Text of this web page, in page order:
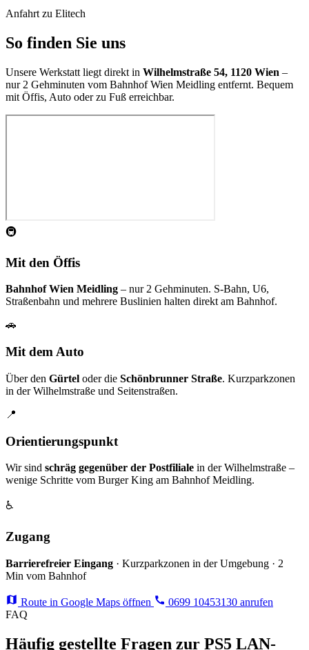
Anfahrt zu Elitech
So finden Sie uns
Unsere Werkstatt liegt direkt in Wilhelmstraße 54, 1120 Wien –
nur 2 Gehminuten vom Bahnhof Wien Meidling entfernt. Bequem
mit Öffis, Auto oder zu Fuß erreichbar.
🚇
Mit den Öffis
Bahnhof Wien Meidling – nur 2 Gehminuten. S-Bahn, U6,
Straßenbahn und mehrere Buslinien halten direkt am Bahnhof.
🚗
Mit dem Auto
Über den Gürtel oder die Schönbrunner Straße. Kurzparkzonen
in der Wilhelmstraße und Seitenstraßen.
📍
Orientierungspunkt
Wir sind schräg gegenüber der Postfiliale in der Wilhelmstraße –
wenige Schritte vom Burger King am Bahnhof Meidling.
♿
Zugang
Barrierefreier Eingang · Kurzparkzonen in der Umgebung · 2
Min vom Bahnhof
Route in Google Maps öffnen
0699 10453130 anrufen
FAQ
Häufig gestellte Fragen zur PS5 LAN-